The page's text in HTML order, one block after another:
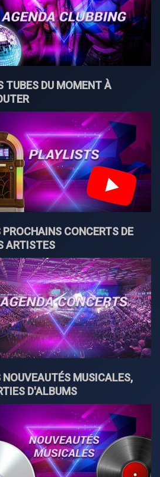
TUBES DU MOMENT À
PROCHAINS CONCERTS DE
ARTISTES
NOUVEAUTÉS MUSICALES,
D'ALBUMS